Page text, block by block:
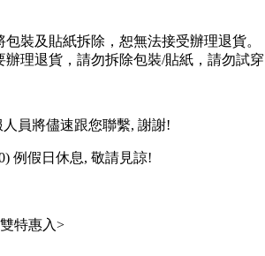
裝及貼紙拆除，恕無法接受辦理退貨。
理退貨，請勿拆除包裝/貼紙，請勿試
人員將儘速跟您聯繫, 謝謝!
例假日休息, 敬請見諒!
特惠入>